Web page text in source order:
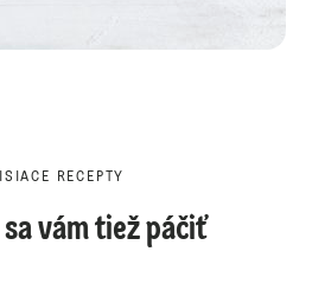
RECEPTY
vám tiež páčiť